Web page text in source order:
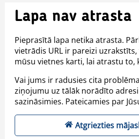
Lapa nav atrasta
Pieprasītā lapa netika atrasta.
vietrādis URL ir pareizi
mūsu vietnes karti, lai atrastu to,
Vai jums ir radusies cita
ziņojumu uz tālāk norādīto
sazināsimies. Pateicamies par
Atgriezties